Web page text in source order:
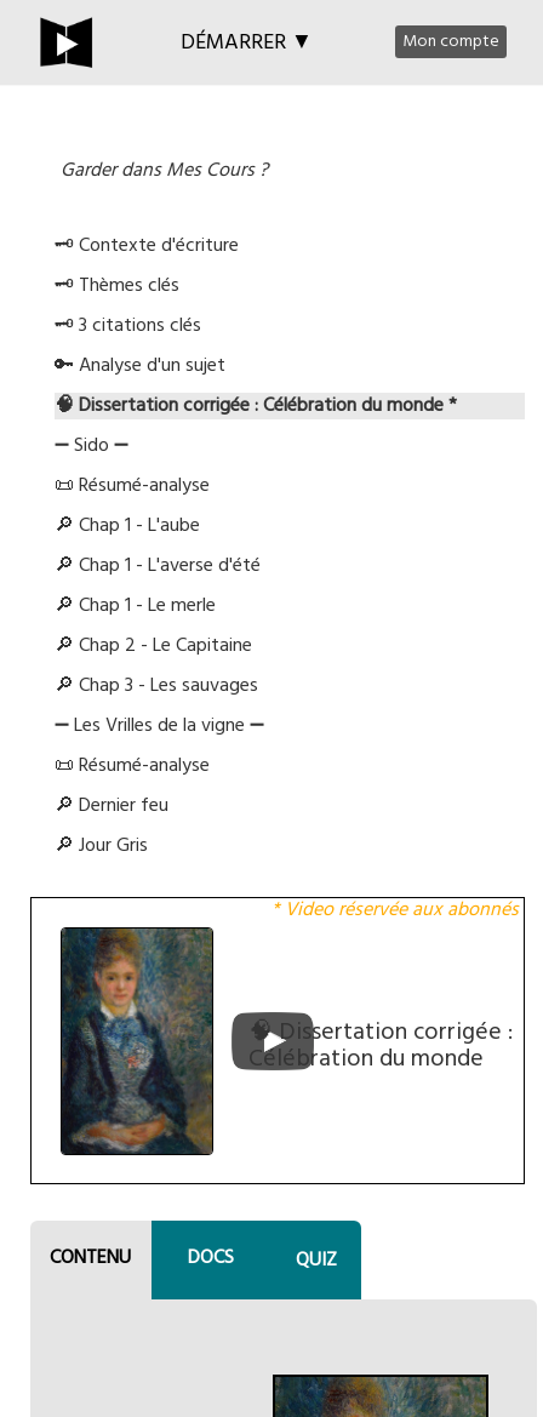
DÉMARRER ▼ Mon compte
Garder dans Mes Cours ?
🗝️ Contexte d'écriture
🗝️ Thèmes clés
🗝️ 3 citations clés
🔑 Analyse d'un sujet
🧠 Dissertation corrigée : Célébration du monde *
➖ Sido ➖
📜 Résumé-analyse
🔎 Chap 1 - L'aube
🔎 Chap 1 - L'averse d'été
🔎 Chap 1 - Le merle
🔎 Chap 2 - Le Capitaine
🔎 Chap 3 - Les sauvages
➖ Les Vrilles de la vigne ➖
📜 Résumé-analyse
🔎 Dernier feu
🔎 Jour Gris
🧠 Dissertation corrigée :
Célébration du monde
* Video réservée aux abonnés
CONTENU DOCS QUIZ